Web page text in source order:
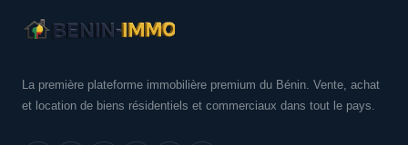
La première plateforme immobilière premium du Bénin. Vente, achat
et location de biens résidentiels et commerciaux dans tout le pays.